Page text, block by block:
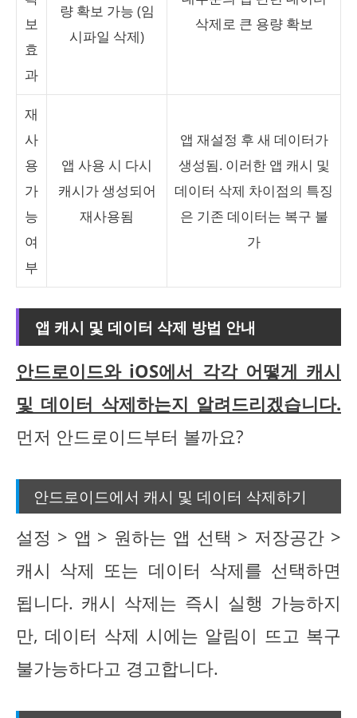
보
효
과
량 확보 가능 (임
시파일 삭제)
삭제로 큰 용량 확보
재
사
용
가
능
여
부
앱 사용 시 다시
캐시가 생성되어
재사용됨
앱 재설정 후 새 데이터가
생성됨. 이러한 앱 캐시 및
데이터 삭제 차이점의 특징
은 기존 데이터는 복구 불
가
앱 캐시 및 데이터 삭제 방법 안내
안드로이드와 iOS에서 각각 어떻게 캐시
및 데이터 삭제하는지 알려드리겠습니다.
먼저 안드로이드부터 볼까요?
안드로이드에서 캐시 및 데이터 삭제하기
설정 > 앱 > 원하는 앱 선택 > 저장공간 >
캐시 삭제 또는 데이터 삭제를 선택하면
됩니다. 캐시 삭제는 즉시 실행 가능하지
만, 데이터 삭제 시에는 알림이 뜨고 복구
불가능하다고 경고합니다.